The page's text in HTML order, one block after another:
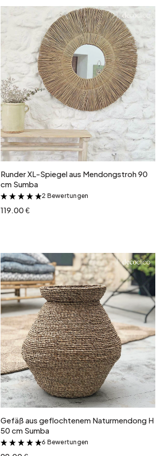
In den Warenkorb
Runder XL-Spiegel aus Mendongstroh 90
cm Sumba
&
2 Bewertungen
119.00 €
In den Warenkorb
Gefäß aus geflochtenem Naturmendong H
50 cm Sumba
&
6 Bewertungen